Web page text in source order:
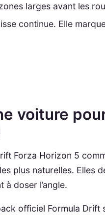
larges avant les
continue. Elle
voiture
Forza Horizon 5
plus naturelles. Elles
à doser l’angle.
officiel Formula